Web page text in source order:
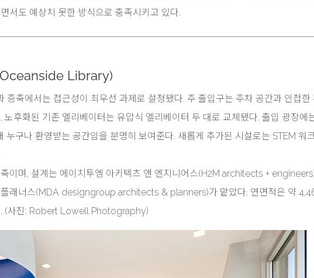
서도 예상치 못한 방식으로 충족시키고 있다.
Library)
증축에서는 접근성이 최우선 과제로 설정됐다. 주 출입구는 주차 공간과 인접한
후화된 기존 엘리베이터는 유압식 엘리베이터 두 대로 교체됐다. 출입 광장에
누구나 환영받는 공간임을 분명히 보여준다. 새롭게 추가된 시설로는 STEM 워
이며, 설계는 에이치투엠 아키텍츠 앤 엔지니어스(H2M architects +
플래너스(MDA designgroup architects & planners)가 맡았다. 연면적은 약
(사진: Robert Lowell Photography)